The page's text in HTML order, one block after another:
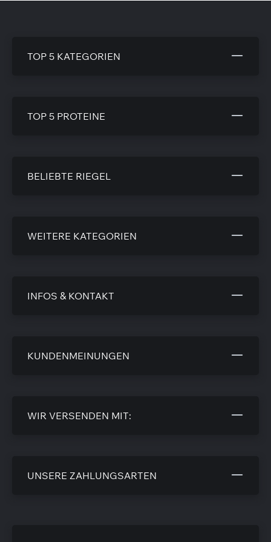
TOP 5 KATEGORIEN
TOP 5 PROTEINE
BELIEBTE RIEGEL
WEITERE KATEGORIEN
INFOS & KONTAKT
KUNDENMEINUNGEN
WIR VERSENDEN MIT:
UNSERE ZAHLUNGSARTEN